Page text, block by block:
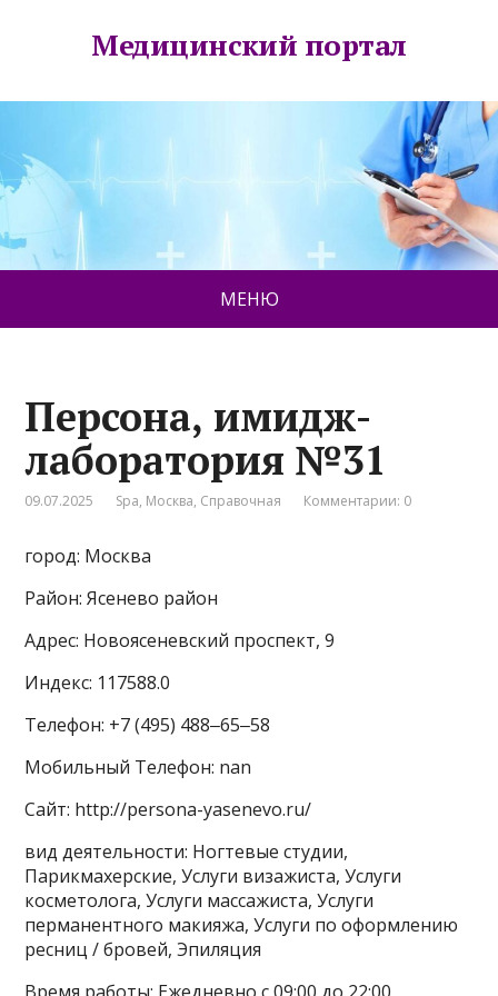
Медицинский портал
МЕНЮ
Персона, имидж-
лаборатория №31
09.07.2025 Spa, Москва, Справочная Комментарии: 0
город: Москва
Район: Ясенево район
Адрес: Новоясеневский проспект, 9
Индекс: 117588.0
Телефон: +7 (495) 488‒65‒58
Мобильный Телефон: nan
Сайт: http://persona-yasenevo.ru/
вид деятельности: Ногтевые студии,
Парикмахерские, Услуги визажиста, Услуги
косметолога, Услуги массажиста, Услуги
перманентного макияжа, Услуги по оформлению
ресниц / бровей, Эпиляция